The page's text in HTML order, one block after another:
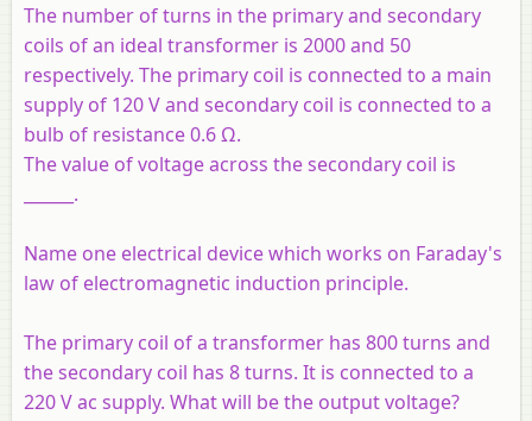
The number of turns in the primary and secondary
coils of an ideal transformer is 2000 and 50
respectively. The primary coil is connected to a main
supply of 120 V and secondary coil is connected to a
bulb of resistance 0.6 Ω.
The value of voltage across the secondary coil is
______.
Name one electrical device which works on Faraday's
law of electromagnetic induction principle.
The primary coil of a transformer has 800 turns and
the secondary coil has 8 turns. It is connected to a
220 V ac supply. What will be the output voltage?